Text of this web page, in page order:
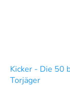
Kicker - Die 50 besten
Torjäger